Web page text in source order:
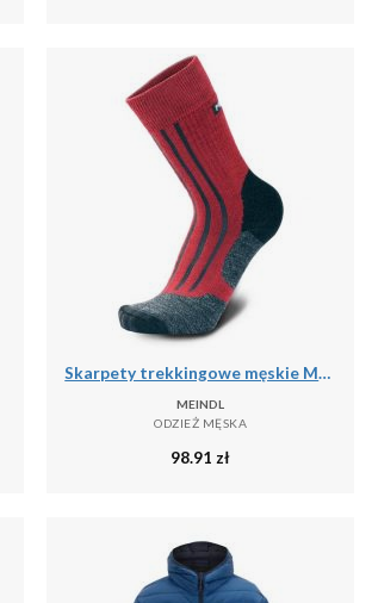
Skarpety trekkingowe męskie Meindl MT6 Lady z wełną Merino
MEINDL
ODZIEŻ MĘSKA
98.91 zł